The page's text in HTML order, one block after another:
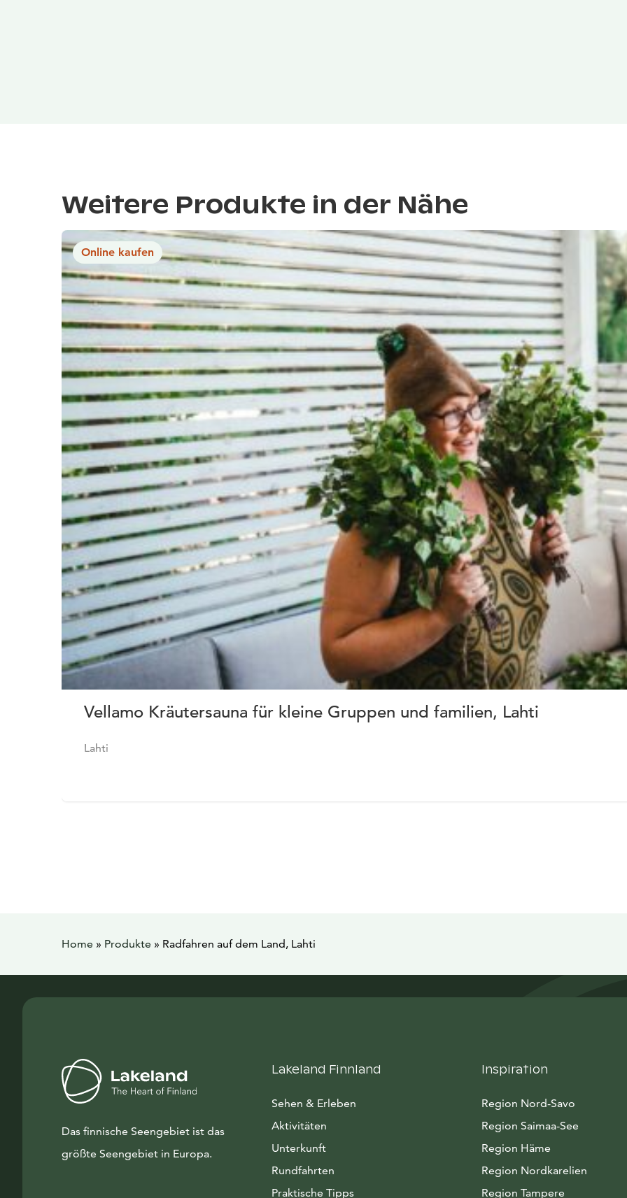
Weitere Produkte in der Nähe
Online kaufen
Vellamo Kräutersauna für kleine Gruppen und familien, Lahti
Lahti
Home » Produkte » Radfahren auf dem Land, Lahti
Das finnische Seengebiet ist das
größte Seengebiet in Europa.
Lakeland Finnland
Sehen & Erleben
Aktivitäten
Unterkunft
Rundfahrten
Praktische Tipps
Inspiration
Region Nord-Savo
Region Saimaa-See
Region Häme
Region Nordkarelien
Region Tampere